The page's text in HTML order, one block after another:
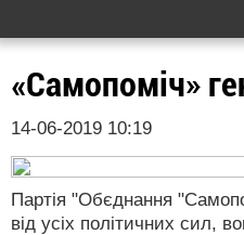
«Самопоміч»
14-06-2019 10:19
Партія "Обєднання
від усіх політичних сил,